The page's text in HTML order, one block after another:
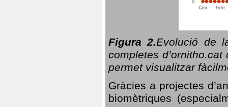
Figura 2.Evolució de
completes
permet visualitzar
Gràcies a projectes
biomètriques